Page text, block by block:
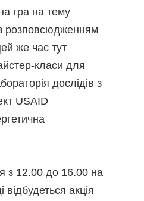
гра на тему
розповсюдженням
же час тут
класи для
дослідів з
USAID
з 12.00 до 16.00 на
акція